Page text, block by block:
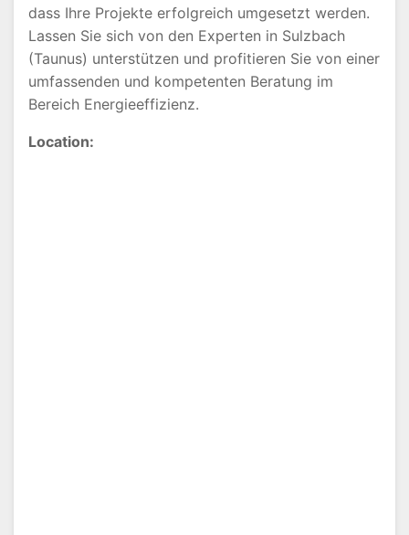
dass Ihre Projekte erfolgreich umgesetzt werden.
Lassen Sie sich von den Experten in Sulzbach
(Taunus) unterstützen und profitieren Sie von einer
umfassenden und kompetenten Beratung im
Bereich Energieeffizienz.
Location: